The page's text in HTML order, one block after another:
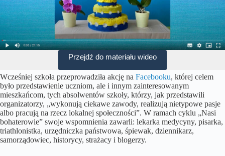
Przejdź do materiału wideo
Wcześniej szkoła przeprowadziła akcję na Facebooku, której celem
było przedstawienie uczniom, ale i innym zainteresowanym
mieszkańcom, tych absolwentów szkoły, którzy, jak przedstawili
organizatorzy, „wykonują ciekawe zawody, realizują nietypowe pasje
albo pracują na rzecz lokalnej społeczności”. W ramach cyklu „Nasi
bohaterowie” swoje wspomnienia zawarli: lekarka medycyny, pisarka,
triathlonistka, urzędniczka państwowa, śpiewak, dziennikarz,
samorządowiec, historycy, strażacy i blogerzy.